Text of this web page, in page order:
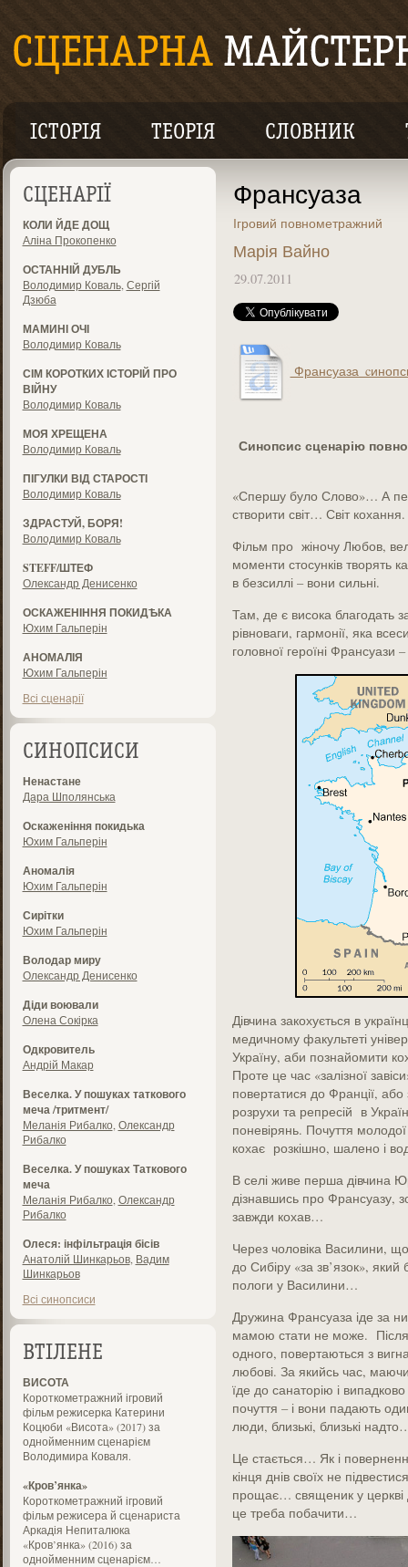
ІСТОРІЯ ТЕОРІЯ СЛОВНИК
СЦЕНАРІЇ
КОЛИ ЙДЕ ДОЩ
Аліна Прокопенко
ОСТАННІЙ ДУБЛЬ
Володимир Коваль, Сергій
Дзюба
МАМИНІ ОЧІ
Володимир Коваль
СІМ КОРОТКИХ ІСТОРІЙ ПРО
ВІЙНУ
Володимир Коваль
МОЯ ХРЕЩЕНА
Володимир Коваль
ПІГУЛКИ ВІД СТАРОСТІ
Володимир Коваль
ЗДРАСТУЙ, БОРЯ!
Володимир Коваль
STEFF/ШТЕФ
Олександр Денисенко
ОСКАЖЕНІННЯ ПОКИДѢКА
Юхим Гальперін
АНОМАЛІЯ
Юхим Гальперін
Всі сценарії
СИНОПСИСИ
Ненастане
Дара Шполянська
Оскаженіння покидька
Юхим Гальперін
Аномалія
Юхим Гальперін
Сирітки
Юхим Гальперін
Володар миру
Олександр Денисенко
Діди воювали
Олена Сокірка
Одкровитель
Андрій Макар
Веселка. У пошуках таткового
меча /тритмент/
Меланія Рибалко Олександр
Рибалко
Веселка. У пошуках Таткового
меча
Меланія Рибалко Олександр
Рибалко
Олеся: інфільтрація бісів
Анатолій Шинкарьов, Вадим
Шинкарьов
Всі синопсиси
ВТІЛЕНЕ
ВИСОТА
Короткометражний ігровий
фільм режисерка Катерини
Коцюби «Висота» (2017) за
однойменним сценарієм
Володимира Коваля.
«Кров’янка»
Короткометражний ігровий
фільм режисера й сценариста
Аркадія Непиталюка
«Кров’янка» (2016) за
однойменним сценарієм…
Франсуаза
Ігровий повнометражний
Марія Вайно
29.07.2011
Синопсис сценарію
«Спершу було Слово»… А
створити світ… Світ
Фільм про жіночу Любов,
моменти стосунків творять
в безсиллі – вони сильні.
Там, де є висока благодать
рівноваги, гармонії, яка
головної героїні
Дівчина закохується в
медичному факультеті
Україну, аби познайомити
Проте це час «залізної
повертатися до Франції,
розрухи та репресій в
поневірянь. Почуття
кохає розкішно, шалено і
В селі живе перша дівчина
дізнавшись про Франсуазу,
завжди кохав…
Через чоловіка Василини,
до Сибіру «за зв’язок»,
пологи у Василини…
Дружина Франсуаза іде за
мамою стати не може.
одного, повертаються з
любові. За якийсь час,
їде до санаторію і
почуття – і вони падають
люди, близькі, близькі
Це стається… Як і
кінця днів своїх не
прощає… священик у
це треба побачити…